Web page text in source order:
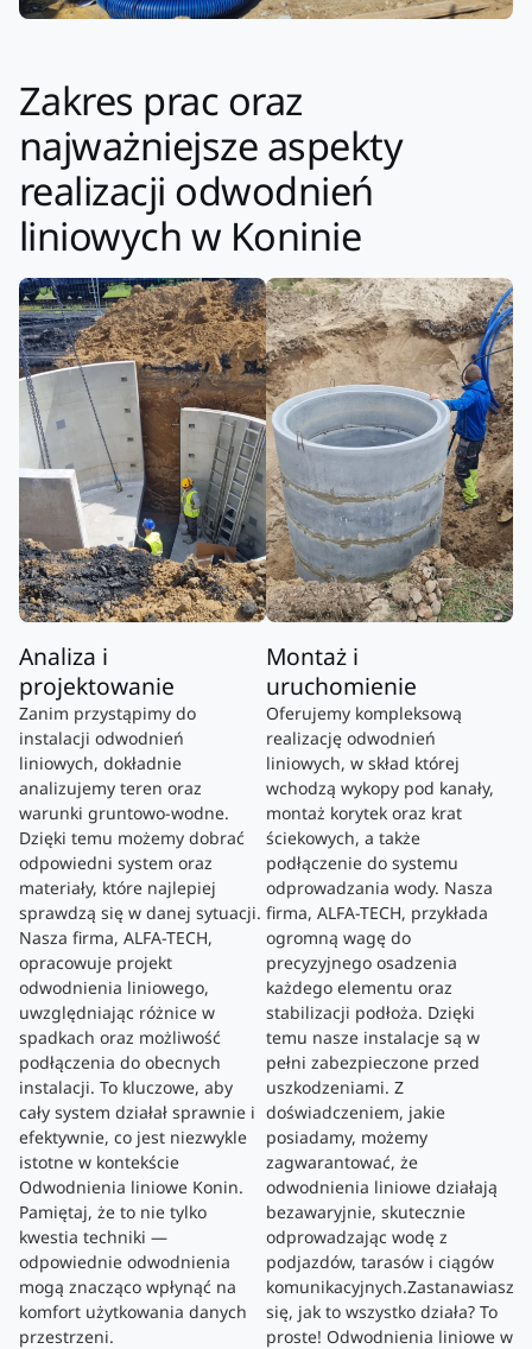
Zakres prac oraz
najważniejsze aspekty
realizacji odwodnień
liniowych w Koninie
Analiza i
projektowanie
Zanim przystąpimy do
instalacji odwodnień
liniowych, dokładnie
analizujemy teren oraz
warunki gruntowo-wodne.
Dzięki temu możemy dobrać
odpowiedni system oraz
materiały, które najlepiej
sprawdzą się w danej sytuacji.
Nasza firma, ALFA-TECH,
opracowuje projekt
odwodnienia liniowego,
uwzględniając różnice w
spadkach oraz możliwość
podłączenia do obecnych
instalacji. To kluczowe, aby
cały system działał sprawnie i
efektywnie, co jest niezwykle
istotne w kontekście
Odwodnienia liniowe Konin.
Pamiętaj, że to nie tylko
kwestia techniki —
odpowiednie odwodnienia
mogą znacząco wpłynąć na
komfort użytkowania danych
przestrzeni.
Montaż i
uruchomienie
Oferujemy kompleksową
realizację odwodnień
liniowych, w skład której
wchodzą wykopy pod kanały,
montaż korytek oraz krat
ściekowych, a także
podłączenie do systemu
odprowadzania wody. Nasza
firma, ALFA-TECH, przykłada
ogromną wagę do
precyzyjnego osadzenia
każdego elementu oraz
stabilizacji podłoża. Dzięki
temu nasze instalacje są w
pełni zabezpieczone przed
uszkodzeniami. Z
doświadczeniem, jakie
posiadamy, możemy
zagwarantować, że
odwodnienia liniowe działają
bezawaryjnie, skutecznie
odprowadzając wodę z
podjazdów, tarasów i ciągów
komunikacyjnych.Zastanawiasz
się, jak to wszystko działa? To
proste! Odwodnienia liniowe w